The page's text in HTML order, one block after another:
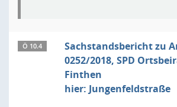
Ö 10.4
Sachstandsbericht zu
0252/2018, SPD
Finthen
hier: Jungenfeldstraße